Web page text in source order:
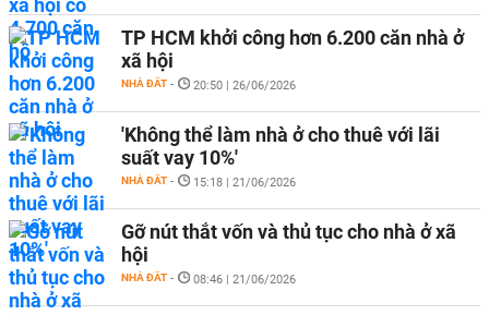
TP HCM khởi công hơn 6.200 căn nhà ở
xã hội
NHÀ ĐẤT - 20:50 | 26/06/2026
'Không thể làm nhà ở cho thuê với lãi
suất vay 10%'
NHÀ ĐẤT - 15:18 | 21/06/2026
Gỡ nút thắt vốn và thủ tục cho nhà ở xã
hội
NHÀ ĐẤT - 08:46 | 21/06/2026